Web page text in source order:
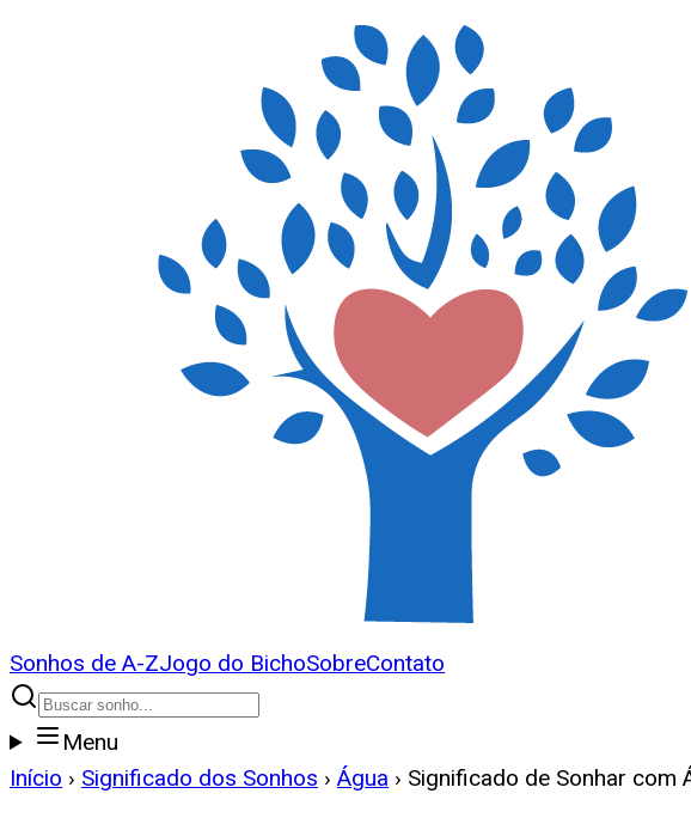
Sonhos de A-ZJogo do BichoSobreContato
Menu
Início › Significado dos Sonhos › Água › Significado de Sonhar com